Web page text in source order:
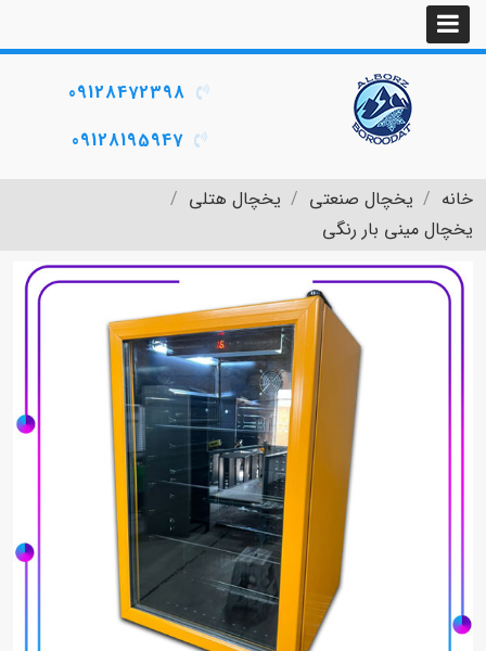
09128472398
09128195947
خانه یخچال صنعتی
یخچال هتلی
یخچال مینی بار رنگی